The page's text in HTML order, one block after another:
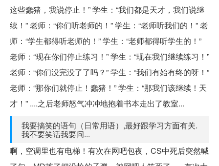
这些蠢猪，我说停止！” 学生：“我们都是天才，我们说继
续！” 老师：“你们听老师的！” 学生：“老师听我们的！” 老
师：“学生都得听老师的！” 学生：“老师都得听学生的！”
老师：“现在你们停止练习！” 学生：“现在我们继续练习！”
老师：“你们没完没了了吗？” 学生：“我们有始有终的呀！”
老师：“那你们就停止！蠢猪！” 学生：“那我们该继续！天
才！” ....之后老师怒气冲冲地抱着书本走出了教室...
我要搞笑的语句（日常用语）,最好跟学习方面有关.
我不要笑话我要问...
啊，空调里也有电梯！有次在网吧包夜，CS中死后突然喊